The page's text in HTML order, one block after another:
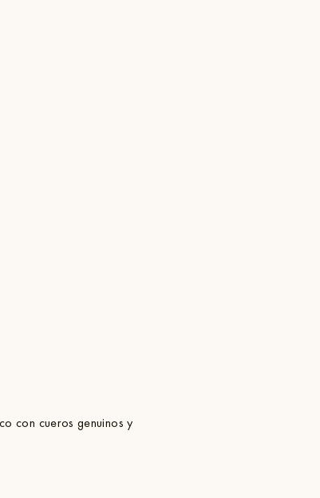
con cueros genuinos y